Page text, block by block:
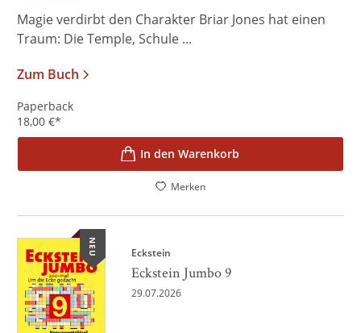
Magie verdirbt den Charakter Briar Jones hat einen
Traum: Die Temple, Schule ...
Zum Buch
Paperback
18,00 €*
In den Warenkorb
Merken
NEU Eckstein
Eckstein Jumbo 9
29.07.2026